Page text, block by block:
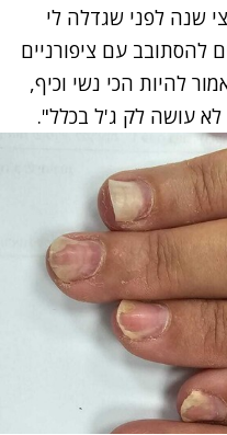
שנה לפני שגדלה לי
להסתובב עם ציפורניים
להיות הכי נשי וכיף,
לא עושה לק ג'ל בכלל".